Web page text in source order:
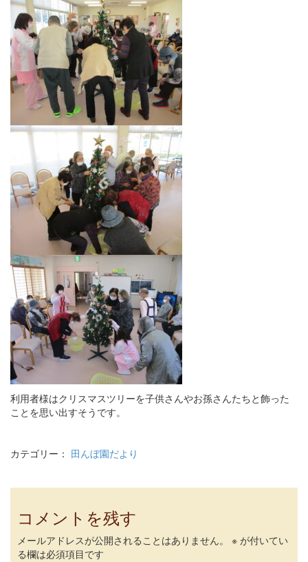
利用者様はクリスマスツリーを子供さんやお孫さんたちと飾った
ことを思い出すそうです。
カテゴリー： 田んぼ園だより
コメントを残す
メールアドレスが公開されることはありません。 ※ が付いてい
る欄は必須項目です